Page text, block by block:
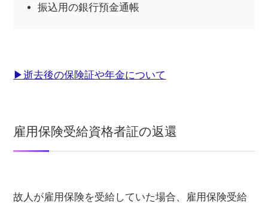
振込用の銀行預金通帳
▶︎逝去後の保険証や年金について
雇用保険受給資格者証の返還
故人が雇用保険を受給していた場合、雇用保険受給